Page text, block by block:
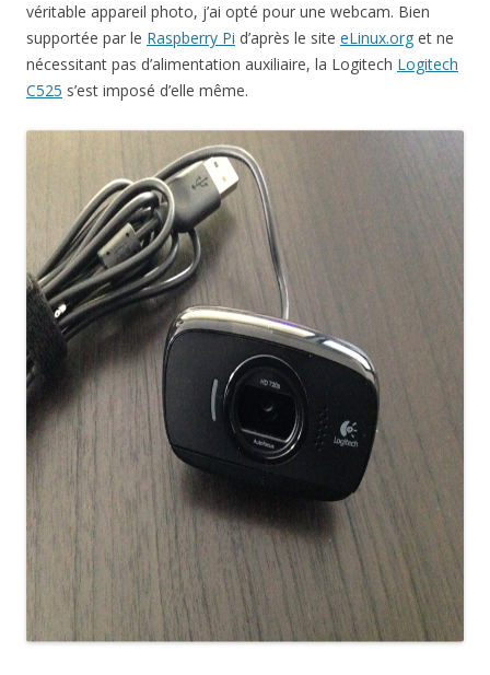
véritable appareil photo, j’ai opté pour une webcam. Bien
supportée par le Raspberry Pi d’après le site eLinux.org et ne
nécessitant pas d’alimentation auxiliaire, la Logitech Logitech
C525 s’est imposé d’elle même.